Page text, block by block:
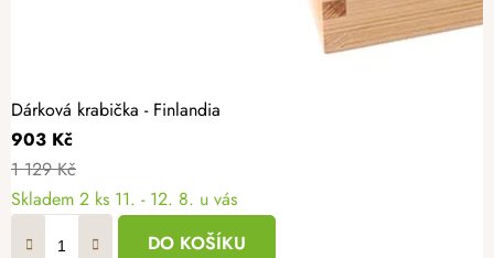
Dárková krabička - Finlandia
903 Kč
1 129 Kč
Skladem 2 ks 11. - 12. 8. u vás
DO KOŠÍKU